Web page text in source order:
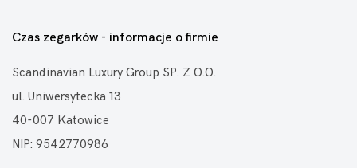
Czas zegarków - informacje o firmie
Scandinavian Luxury Group SP. Z O.O.
ul. Uniwersytecka 13
40-007 Katowice
NIP: 9542770986